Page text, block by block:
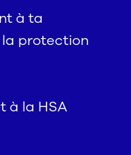
à ta
protection
à la HSA